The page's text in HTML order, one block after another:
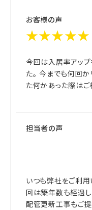
お客様の声
★★★★★
今回は入居率アップ
た。 今までも何回か
た何かあった際はご
担当者の声
いつも弊社をご利用
回は築年数も経過し
配管更新工事もご提